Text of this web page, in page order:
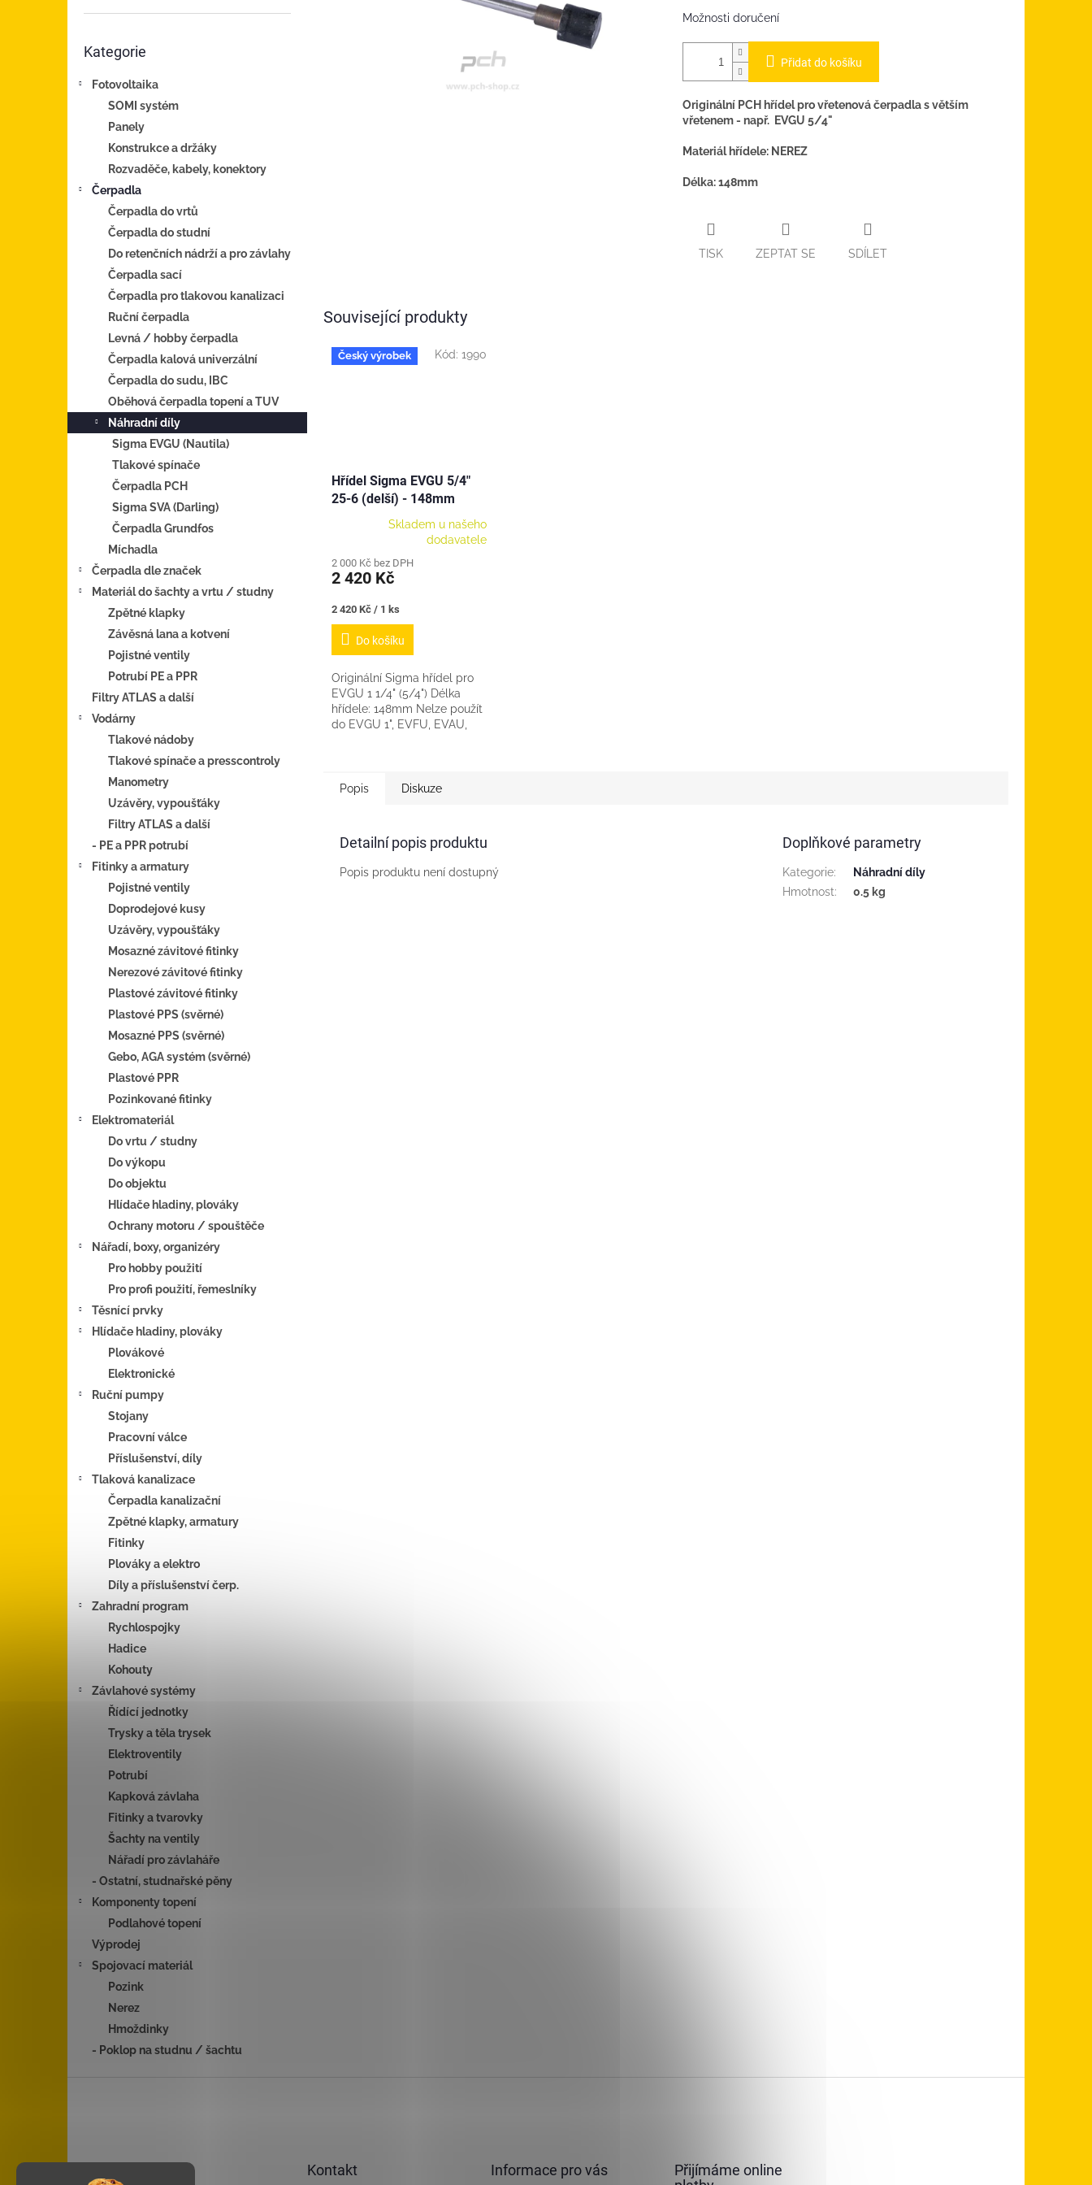
kategorie
Kategorie
Fotovoltaika
SOMI systém
Panely
Konstrukce a držáky
Rozvaděče, kabely, konektory
Čerpadla
Čerpadla do vrtů
Čerpadla do studní
Do retenčních nádrží a pro závlahy
Čerpadla sací
Čerpadla pro tlakovou kanalizaci
Ruční čerpadla
Levná / hobby čerpadla
Čerpadla kalová univerzální
Čerpadla do sudu, IBC
Oběhová čerpadla topení a TUV
Náhradní díly
Sigma EVGU (Nautila)
Tlakové spínače
Čerpadla PCH
Sigma SVA (Darling)
Čerpadla Grundfos
Míchadla
Čerpadla dle značek
Materiál do šachty a vrtu / studny
Zpětné klapky
Závěsná lana a kotvení
Pojistné ventily
Potrubí PE a PPR
Filtry ATLAS a další
Vodárny
Tlakové nádoby
Tlakové spínače a presscontroly
Manometry
Uzávěry, vypoušťáky
Filtry ATLAS a další
- PE a PPR potrubí
Fitinky a armatury
Pojistné ventily
Doprodejové kusy
Uzávěry, vypoušťáky
Mosazné závitové fitinky
Nerezové závitové fitinky
Plastové závitové fitinky
Plastové PPS (svěrné)
Mosazné PPS (svěrné)
Gebo, AGA systém (svěrné)
Plastové PPR
Pozinkované fitinky
Elektromateriál
Do vrtu / studny
Do výkopu
Do objektu
Hlídače hladiny, plováky
Ochrany motoru / spouštěče
Nářadí, boxy, organizéry
Pro hobby použití
Pro profi použití, řemeslníky
Těsnící prvky
Hlídače hladiny, plováky
Plovákové
Elektronické
Ruční pumpy
Stojany
Pracovní válce
Příslušenství, díly
Tlaková kanalizace
Čerpadla kanalizační
Zpětné klapky, armatury
Fitinky
Plováky a elektro
Díly a příslušenství čerp.
Zahradní program
Rychlospojky
Hadice
Kohouty
Závlahové systémy
Řídící jednotky
Trysky a těla trysek
Elektroventily
Potrubí
Kapková závlaha
Fitinky a tvarovky
Šachty na ventily
Nářadí pro závlaháře
- Ostatní, studnařské pěny
Komponenty topení
Podlahové topení
Výprodej
Spojovací materiál
Pozink
Nerez
Hmoždinky
- Poklop na studnu / šachtu
Možnosti doručení
Přidat do košíku
Originální PCH hřídel pro vřetenová čerpadla s větším
vřetenem - např. EVGU 5/4"
Materiál hřídele: NEREZ
Délka: 148mm
TISK ZEPTAT SE SDÍLET
Související produkty
Český výrobek
Hřídel Sigma EVGU 5/4"
25-6 (delší) - 148mm
Skladem u našeho
dodavatele
2 000 Kč bez DPH
2 420 Kč
Měrná
cena:
2 420 Kč / 1 ks
Do košíku
Originální Sigma hřídel pro
EVGU 1 1/4" (5/4") Délka
hřídele: 148mm Nelze použít
do EVGU 1", EVFU, EVAU,
Kód: 1990
Popis Diskuze
Detailní popis produktu
Popis produktu není dostupný
Doplňkové parametry
Kategorie:
Náhradní díly
Hmotnost: 0.5 kg
Kontakt Informace pro vás
Přijímáme online